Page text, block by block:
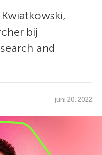
bij
and
juni 20, 2022